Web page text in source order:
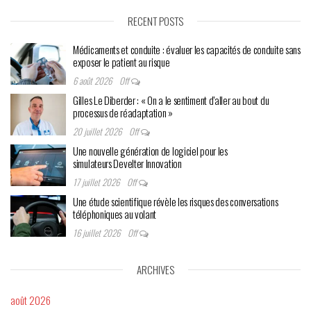
RECENT POSTS
Médicaments et conduite : évaluer les capacités de conduite sans
exposer le patient au risque
6 août 2026 Off
Gilles Le Diberder : « On a le sentiment d’aller au bout du
processus de réadaptation »
20 juillet 2026 Off
Une nouvelle génération de logiciel pour les
simulateurs Develter Innovation
17 juillet 2026 Off
Une étude scientifique révèle les risques des conversations
téléphoniques au volant
16 juillet 2026 Off
ARCHIVES
août 2026